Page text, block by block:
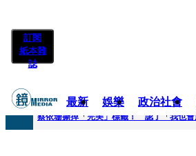
訂閱
紙本雜
誌
最新 娛樂 政治社會
快訊